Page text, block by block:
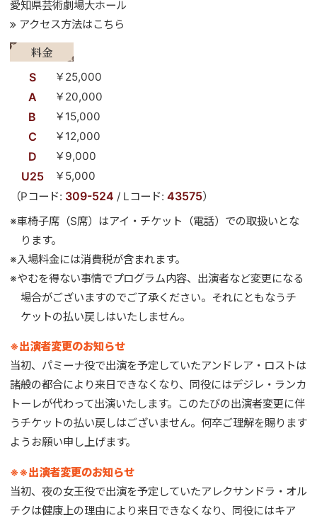
愛知県芸術劇場大ホール
アクセス方法はこちら
料金
S ￥25,000
A ￥20,000
B ￥15,000
C ￥12,000
D ￥9,000
U25
￥5,000
（Pコード: 309-524 / Lコード: 43575）
※車椅子席（S席）はアイ・チケット（電話）での取扱いとな
ります。
※入場料金には消費税が含まれます。
※やむを得ない事情でプログラム内容、出演者など変更になる
場合がございますのでご了承ください。それにともなうチ
ケットの払い戻しはいたしません。
※出演者変更のお知らせ
当初、パミーナ役で出演を予定していたアンドレア・ロストは
諸般の都合により来日できなくなり、同役にはデジレ・ランカ
トーレが代わって出演いたします。このたびの出演者変更に伴
うチケットの払い戻しはございません。何卒ご理解を賜ります
ようお願い申し上げます。
※※出演者変更のお知らせ
当初、夜の女王役で出演を予定していたアレクサンドラ・オル
チクは健康上の理由により来日できなくなり、同役にはキア